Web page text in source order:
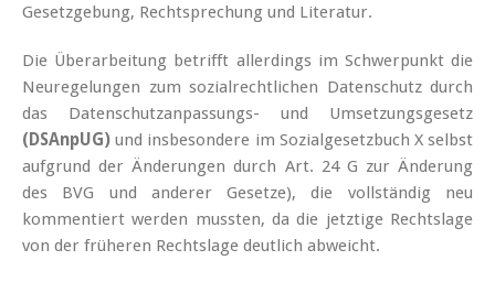
Gesetzgebung, Rechtsprechung und Literatur.
Die Überarbeitung betrifft allerdings im Schwerpunkt die
Neuregelungen zum sozialrechtlichen Datenschutz durch
das Datenschutzanpassungs- und Umsetzungsgesetz
(DSAnpUG)und insbesondere im Sozialgesetzbuch X selbst
aufgrund der Änderungen durch Art. 24 G zur Änderung
des BVG und anderer Gesetze), die vollständig neu
kommentiert werden mussten, da die jetztige Rechtslage
von der früheren Rechtslage deutlich abweicht.